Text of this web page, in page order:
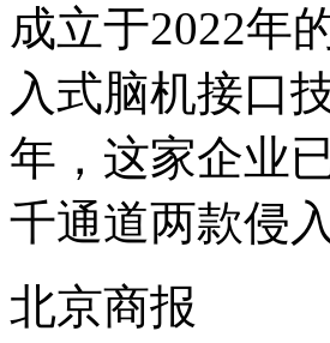
成立于2022年
入式脑机接口
年，这家企业
千通道两款侵
北京商报